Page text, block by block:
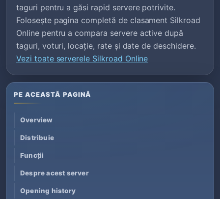
taguri pentru a găsi rapid servere potrivite.
Folosește pagina completă de clasament Silkroad
Online pentru a compara servere active după
taguri, voturi, locație, rate și date de deschidere.
Vezi toate serverele Silkroad Online
PE ACEASTĂ PAGINĂ
Overview
Distribuie
Funcții
Despre acest server
Opening history